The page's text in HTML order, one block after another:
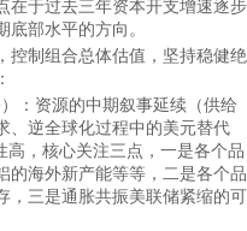
在于过去三年资本开支增速逐步
部水平的方向。
控制组合总体估值，坚持稳健绝
：资源的中期叙事延续（供给
、逆全球化过程中的美元替代
高，核心关注三点，一是各个品
的海外新产能等等，二是各个品
，三是通胀共振美联储紧缩的可